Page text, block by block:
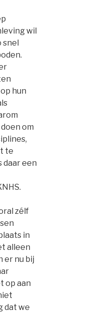
wil
snel
hun
om
te
daar een
zélf
in
alleen
er nu bij
op aan
dat we